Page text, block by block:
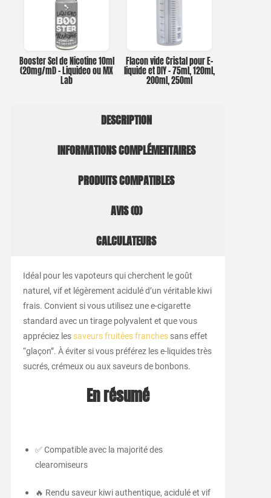
Booster Sel de Nicotine 10ml
(20mg/ml) – Liquideo ou MX
Lab
Flacon vide Cristal pour E-
liquide et DIY – 75ml, 120ml,
200ml, 250ml
DESCRIPTION
INFORMATIONS COMPLÉMENTAIRES
PRODUITS COMPATIBLES
AVIS (0)
CALCULATEURS
Idéal pour les vapoteurs qui cherchent le goût
naturel, vif et légèrement acidulé d’un véritable kiwi
frais. Convient si vous utilisez une e-cigarette
standard avec un tirage polyvalent et que vous
appréciez les saveurs fruitées franchessans effet
“glaçon”. À éviter si vous préférez les e-liquides très
sucrés, crémeux ou aux saveurs de bonbons.
En résumé
✅ Compatible avec la majorité des
clearomiseurs
🔥 Rendu saveur kiwi authentique, acidulé et vif